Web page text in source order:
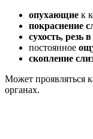
опухающие к
покраснение
сухость, резь
постоянное
скопление
Может проявляться
органах.